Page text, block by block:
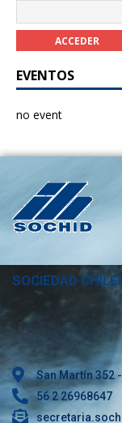
EVENTOS
no event
SOCIEDAD
San Martín 352
56 2 26968647